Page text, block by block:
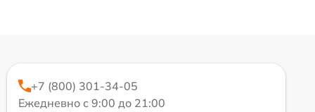
+7 (800) 301-34-05
Ежедневно с 9:00 до 21:00